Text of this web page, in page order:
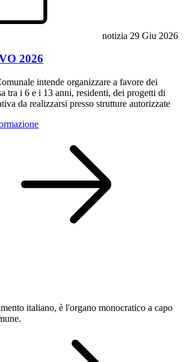
notizia 29 Giu 2026
2026
intende organizzare a favore dei
tra i 6 e i 13 anni, residenti, dei progetti di
da realizzarsi presso strutture autorizzate
italiano, è l'organo monocratico a capo